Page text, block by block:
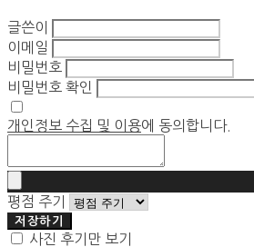
글쓴이
이메일
비밀번호
비밀번호 확인
개인정보 수집 및 이용에 동의합니다.
평점 주기
저장하기
사진 후기만 보기